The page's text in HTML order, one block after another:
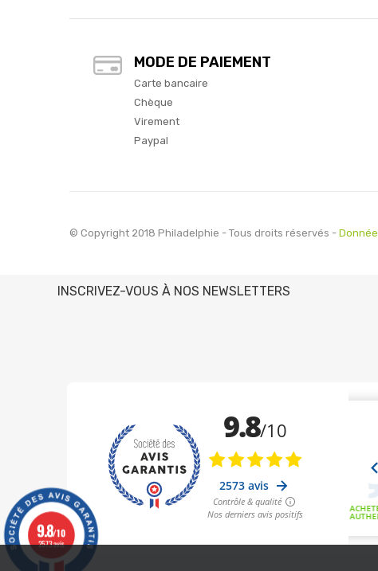
MODE DE PAIEMENT
Carte bancaire
Chèque
Virement
Paypal
© Copyright 2018 Philadelphie - Tous droits réservés -
INSCRIVEZ-VOUS À NOS NEWSLETTERS
9.8/10
2573 avis